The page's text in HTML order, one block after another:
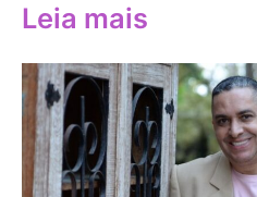
Leia mais